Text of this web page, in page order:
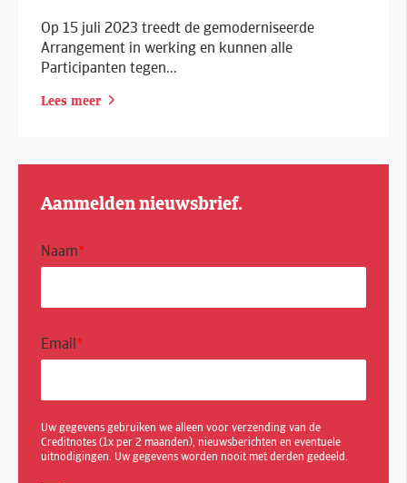
Op 15 juli 2023 treedt de gemoderniseerde
Arrangement in werking en kunnen alle
Participanten tegen...
Lees meer
Aanmelden nieuwsbrief.
Naam*
Email*
Uw gegevens gebruiken we alleen voor verzending van de
Creditnotes (1x per 2 maanden), nieuwsberichten en eventuele
uitnodigingen. Uw gegevens worden nooit met derden gedeeld.